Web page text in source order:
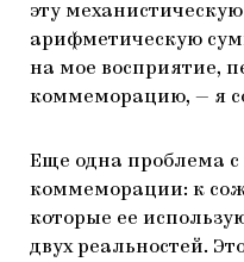
эту
арифметическую
на мое восприятие,
коммеморацию, — я
Еще одна проблема
коммеморации: к
которые ее
двух реальностей.